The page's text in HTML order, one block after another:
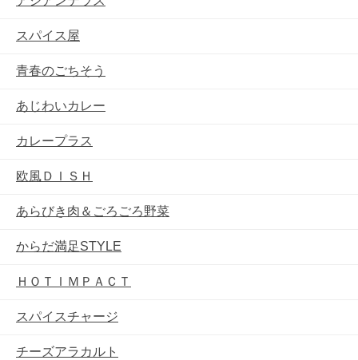
スパイス屋
青春のごちそう
あじわいカレー
カレープラス
欧風ＤＩＳＨ
あらびき肉＆ごろごろ野菜
からだ満足STYLE
ＨＯＴＩＭＰＡＣＴ
スパイスチャージ
チーズアラカルト